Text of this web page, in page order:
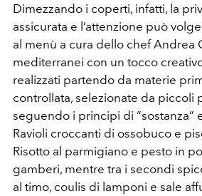
Dimezzando i coperti, infatti, la
assicurata e l’attenzione può
al menù a cura dello chef Andrea
mediterranei con un tocco
realizzati partendo da materie
controllata, selezionate da piccoli
seguendo i principi di “sostanza”
Ravioli croccanti di ossobuco e
Risotto al parmigiano e pesto in
gamberi, mentre tra i secondi
al timo, coulis di lamponi e sale